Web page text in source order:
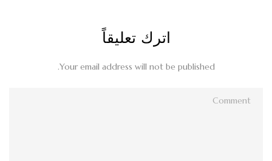
اترك تعليقاً
Your email address will not be published.